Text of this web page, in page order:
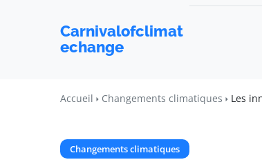
Carnivalofclimat
echange
Accueil Changements climatiques Les
Changements climatiques